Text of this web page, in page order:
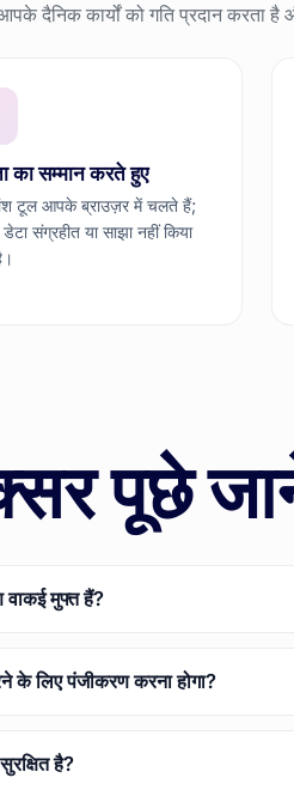
दैनिक कार्यों को गति प्रदान करता
का सम्मान करते हुए
टूल आपके ब्राउज़र में चलते हैं;
संग्रहीत या साझा नहीं किया
पूछे
मुफ्त हैं?
के लिए पंजीकरण करना होगा?
है?